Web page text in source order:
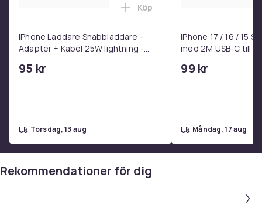
iPhone Laddare Snabbladdare -
Adapter + Kabel 25W lightning -
95 kr
Lägg till iPhone Laddare
Köp
torsdag, 13 aug
iPhone 17 / 16 / 15
med 2M USB-C till
99 kr
måndag, 17 aug
Rekommendationer för dig